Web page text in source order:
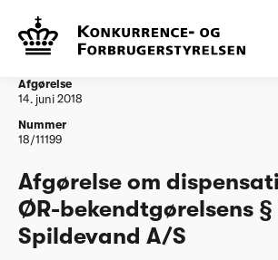
Vandtilsyn
AS (3)
Afgørelse
14. juni 2018
Nummer
18/11199
Afgørelse om
ØR-bekendtgørelsens §
Spildevand A/S